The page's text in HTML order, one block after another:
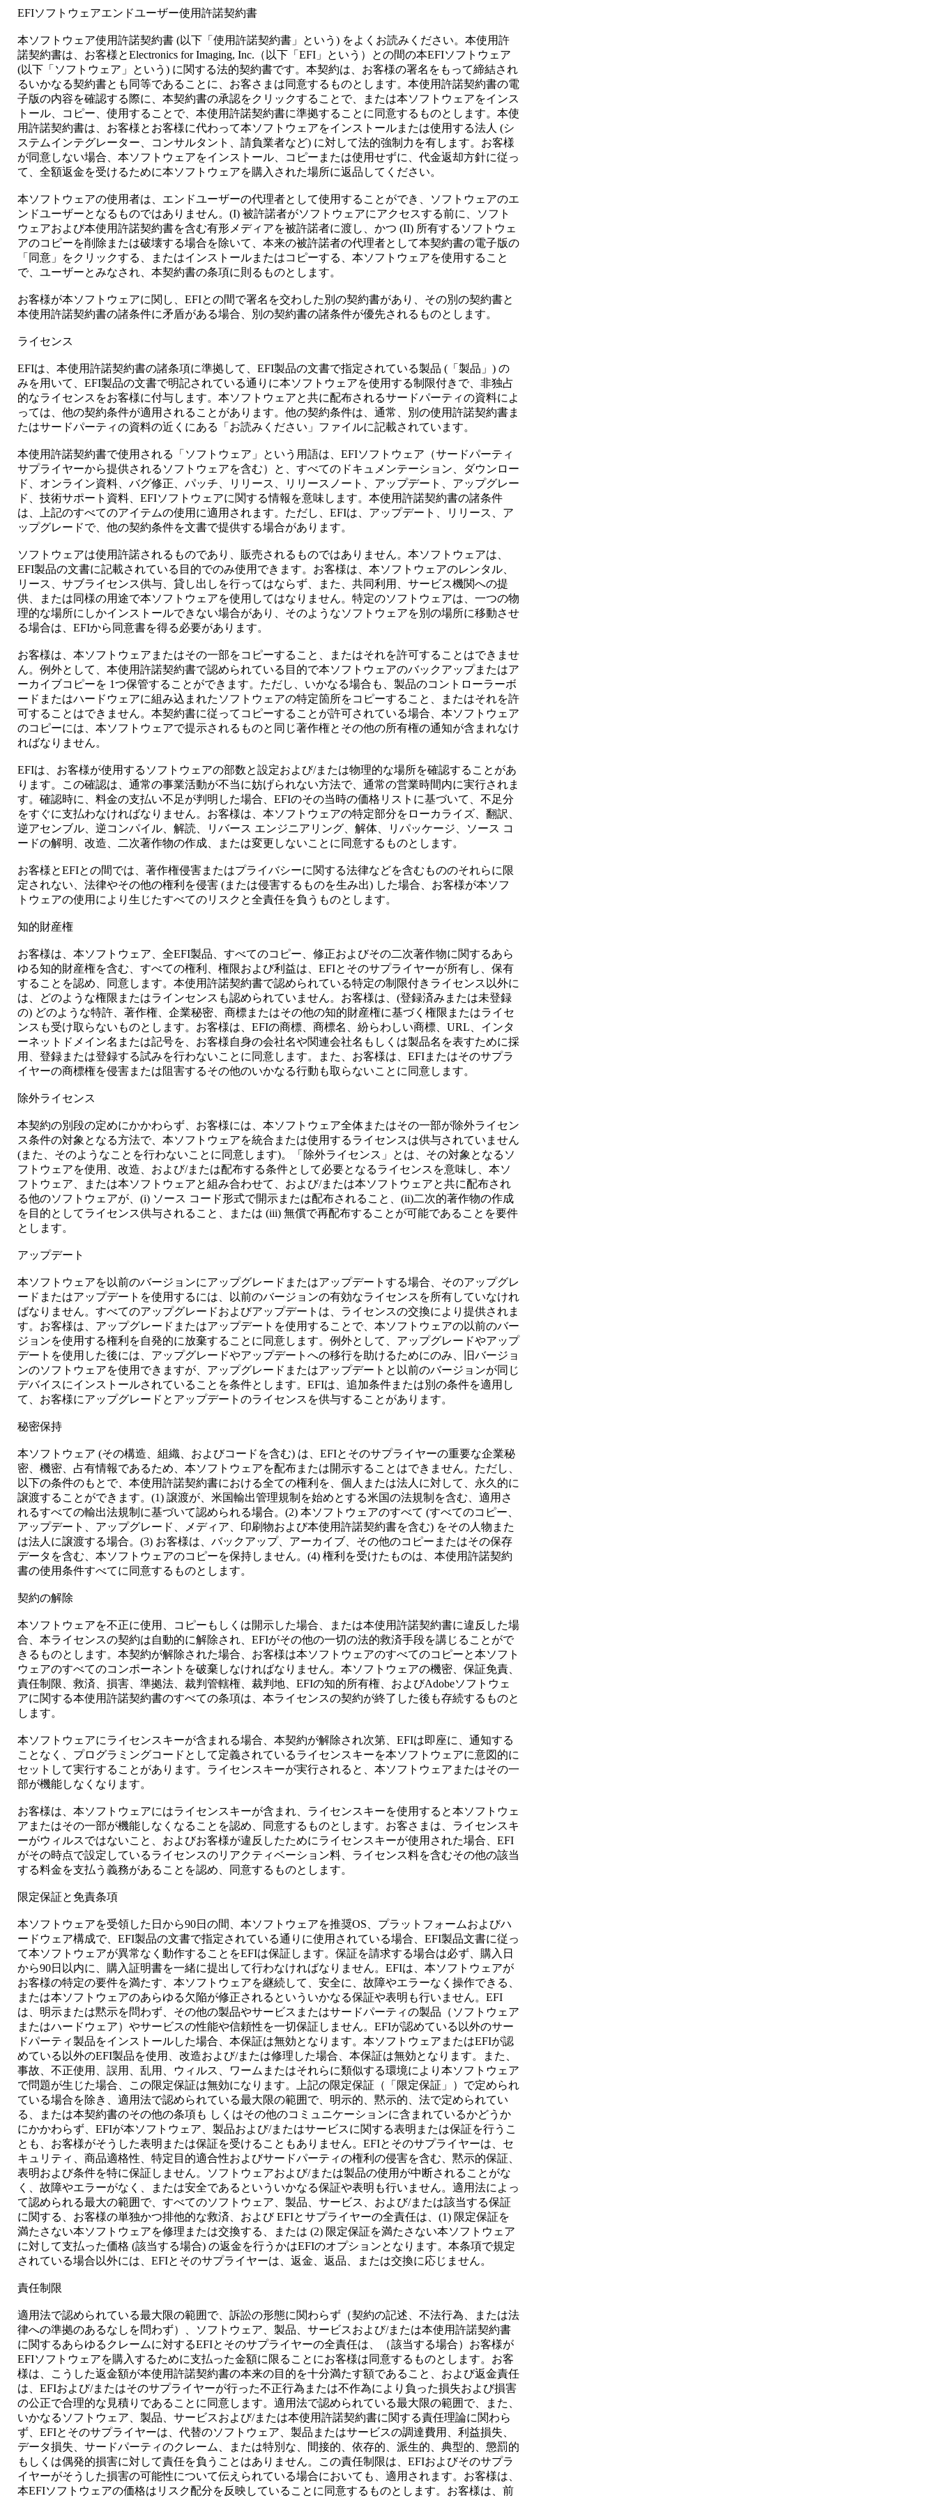
EFIソフトウェアエンドユーザー使用許諾契約書
本ソフトウェア使用許諾契約書 (以下「使用許諾契約書」という) をよくお読みください。本使用許
諾契約書は、お客様とElectronics for Imaging, Inc.（以下「EFI」という）との間の本EFIソフトウェア
(以下「ソフトウェア」という) に関する法的契約書です。本契約は、お客様の署名をもって締結され
るいかなる契約書とも同等であることに、お客さまは同意するものとします。本使用許諾契約書の電
子版の内容を確認する際に、本契約書の承認をクリックすることで、または本ソフトウェアをインス
トール、コピー、使用することで、本使用許諾契約書に準拠することに同意するものとします。本使
用許諾契約書は、お客様とお客様に代わって本ソフトウェアをインストールまたは使用する法人 (シ
ステムインテグレーター、コンサルタント、請負業者など) に対して法的強制力を有します。お客様
が同意しない場合、本ソフトウェアをインストール、コピーまたは使用せずに、代金返却方針に従っ
て、全額返金を受けるために本ソフトウェアを購入された場所に返品してください。
本ソフトウェアの使用者は、エンドユーザーの代理者として使用することができ、ソフトウェアのエ
ンドユーザーとなるものではありません。(I) 被許諾者がソフトウェアにアクセスする前に、ソフト
ウェアおよび本使用許諾契約書を含む有形メディアを被許諾者に渡し、かつ (II) 所有するソフトウェ
アのコピーを削除または破壊する場合を除いて、本来の被許諾者の代理者として本契約書の電子版の
「同意」をクリックする、またはインストールまたはコピーする、本ソフトウェアを使用すること
で、ユーザーとみなされ、本契約書の条項に則るものとします。
お客様が本ソフトウェアに関し、EFIとの間で署名を交わした別の契約書があり、その別の契約書と
本使用許諾契約書の諸条件に矛盾がある場合、別の契約書の諸条件が優先されるものとします。
ライセンス
EFIは、本使用許諾契約書の諸条項に準拠して、EFI製品の文書で指定されている製品 (「製品」) の
みを用いて、EFI製品の文書で明記されている通りに本ソフトウェアを使用する制限付きで、非独占
的なライセンスをお客様に付与します。本ソフトウェアと共に配布されるサードパーティの資料によ
っては、他の契約条件が適用されることがあります。他の契約条件は、通常、別の使用許諾契約書ま
たはサードパーティの資料の近くにある「お読みください」ファイルに記載されています。
本使用許諾契約書で使用される「ソフトウェア」という用語は、EFIソフトウェア（サードパーティ
サプライヤーから提供されるソフトウェアを含む）と、すべてのドキュメンテーション、ダウンロー
ド、オンライン資料、バグ修正、パッチ、リリース、リリースノート、アップデート、アップグレー
ド、技術サポート資料、EFIソフトウェアに関する情報を意味します。本使用許諾契約書の諸条件
は、上記のすべてのアイテムの使用に適用されます。ただし、EFIは、アップデート、リリース、ア
ップグレードで、他の契約条件を文書で提供する場合があります。
ソフトウェアは使用許諾されるものであり、販売されるものではありません。本ソフトウェアは、
EFI製品の文書に記載されている目的でのみ使用できます。お客様は、本ソフトウェアのレンタル、
リース、サブライセンス供与、貸し出しを行ってはならず、また、共同利用、サービス機関への提
供、または同様の用途で本ソフトウェアを使用してはなりません。特定のソフトウェアは、一つの物
理的な場所にしかインストールできない場合があり、そのようなソフトウェアを別の場所に移動させ
る場合は、EFIから同意書を得る必要があります。
お客様は、本ソフトウェアまたはその一部をコピーすること、またはそれを許可することはできませ
ん。例外として、本使用許諾契約書で認められている目的で本ソフトウェアのバックアップまたはア
ーカイブコピーを 1つ保管することができます。ただし、いかなる場合も、製品のコントローラーボ
ードまたはハードウェアに組み込まれたソフトウェアの特定箇所をコピーすること、またはそれを許
可することはできません。本契約書に従ってコピーすることが許可されている場合、本ソフトウェア
のコピーには、本ソフトウェアで提示されるものと同じ著作権とその他の所有権の通知が含まれなけ
ればなりません。
EFIは、お客様が使用するソフトウェアの部数と設定および/または物理的な場所を確認することがあ
ります。この確認は、通常の事業活動が不当に妨げられない方法で、通常の営業時間内に実行されま
す。確認時に、料金の支払い不足が判明した場合、EFIのその当時の価格リストに基づいて、不足分
をすぐに支払わなければなりません。お客様は、本ソフトウェアの特定部分をローカライズ、翻訳、
逆アセンブル、逆コンパイル、解読、リバース エンジニアリング、解体、リパッケージ、ソース コ
ードの解明、改造、二次著作物の作成、または変更しないことに同意するものとします。
お客様とEFIとの間では、著作権侵害またはプライバシーに関する法律などを含むもののそれらに限
定されない、法律やその他の権利を侵害 (または侵害するものを生み出) した場合、お客様が本ソフ
トウェアの使用により生じたすべてのリスクと全責任を負うものとします。
知的財産権
お客様は、本ソフトウェア、全EFI製品、すべてのコピー、修正およびその二次著作物に関するあら
ゆる知的財産権を含む、すべての権利、権限および利益は、EFIとそのサプライヤーが所有し、保有
することを認め、同意します。本使用許諾契約書で認められている特定の制限付きライセンス以外に
は、どのような権限またはラインセンスも認められていません。お客様は、(登録済みまたは未登録
の) どのような特許、著作権、企業秘密、商標またはその他の知的財産権に基づく権限またはライセ
ンスも受け取らないものとします。お客様は、EFIの商標、商標名、紛らわしい商標、URL、インタ
ーネットドメイン名または記号を、お客様自身の会社名や関連会社名もしくは製品名を表すために採
用、登録または登録する試みを行わないことに同意します。また、お客様は、EFIまたはそのサプラ
イヤーの商標権を侵害または阻害するその他のいかなる行動も取らないことに同意します。
除外ライセンス
本契約の別段の定めにかかわらず、お客様には、本ソフトウェア全体またはその一部が除外ライセン
ス条件の対象となる方法で、本ソフトウェアを統合または使用するライセンスは供与されていません
(また、そのようなことを行わないことに同意します)。「除外ライセンス」とは、その対象となるソ
フトウェアを使用、改造、および/または配布する条件として必要となるライセンスを意味し、本ソ
フトウェア、または本ソフトウェアと組み合わせて、および/または本ソフトウェアと共に配布され
る他のソフトウェアが、(i) ソース コード形式で開示または配布されること、(ii)二次的著作物の作成
を目的としてライセンス供与されること、または (iii) 無償で再配布することが可能であることを要件
とします。
アップデート
本ソフトウェアを以前のバージョンにアップグレードまたはアップデートする場合、そのアップグレ
ードまたはアップデートを使用するには、以前のバージョンの有効なライセンスを所有していなけれ
ばなりません。すべてのアップグレードおよびアップデートは、ライセンスの交換により提供されま
す。お客様は、アップグレードまたはアップデートを使用することで、本ソフトウェアの以前のバー
ジョンを使用する権利を自発的に放棄することに同意します。例外として、アップグレードやアップ
デートを使用した後には、アップグレードやアップデートへの移行を助けるためにのみ、旧バージョ
ンのソフトウェアを使用できますが、アップグレードまたはアップデートと以前のバージョンが同じ
デバイスにインストールされていることを条件とします。EFIは、追加条件または別の条件を適用し
て、お客様にアップグレードとアップデートのライセンスを供与することがあります。
秘密保持
本ソフトウェア (その構造、組織、およびコードを含む) は、EFIとそのサプライヤーの重要な企業秘
密、機密、占有情報であるため、本ソフトウェアを配布または開示することはできません。ただし、
以下の条件のもとで、本使用許諾契約書における全ての権利を、個人または法人に対して、永久的に
譲渡することができます。(1) 譲渡が、米国輸出管理規制を始めとする米国の法規制を含む、適用さ
れるすべての輸出法規制に基づいて認められる場合。(2) 本ソフトウェアのすべて (すべてのコピー、
アップデート、アップグレード、メディア、印刷物および本使用許諾契約書を含む) をその人物また
は法人に譲渡する場合。(3) お客様は、バックアップ、アーカイブ、その他のコピーまたはその保存
データを含む、本ソフトウェアのコピーを保持しません。(4) 権利を受けたものは、本使用許諾契約
書の使用条件すべてに同意するものとします。
契約の解除
本ソフトウェアを不正に使用、コピーもしくは開示した場合、または本使用許諾契約書に違反した場
合、本ライセンスの契約は自動的に解除され、EFIがその他の一切の法的救済手段を講じることがで
きるものとします。本契約が解除された場合、お客様は本ソフトウェアのすべてのコピーと本ソフト
ウェアのすべてのコンポーネントを破棄しなければなりません。本ソフトウェアの機密、保証免責、
責任制限、救済、損害、準拠法、裁判管轄権、裁判地、EFIの知的所有権、およびAdobeソフトウェ
アに関する本使用許諾契約書のすべての条項は、本ライセンスの契約が終了した後も存続するものと
します。
本ソフトウェアにライセンスキーが含まれる場合、本契約が解除され次第、EFIは即座に、通知する
ことなく、プログラミングコードとして定義されているライセンスキーを本ソフトウェアに意図的に
セットして実行することがあります。ライセンスキーが実行されると、本ソフトウェアまたはその一
部が機能しなくなります。
お客様は、本ソフトウェアにはライセンスキーが含まれ、ライセンスキーを使用すると本ソフトウェ
アまたはその一部が機能しなくなることを認め、同意するものとします。お客さまは、ライセンスキ
ーがウィルスではないこと、およびお客様が違反したためにライセンスキーが使用された場合、EFI
がその時点で設定しているライセンスのリアクティベーション料、ライセンス料を含むその他の該当
する料金を支払う義務があることを認め、同意するものとします。
限定保証と免責条項
本ソフトウェアを受領した日から90日の間、本ソフトウェアを推奨OS、プラットフォームおよびハ
ードウェア構成で、EFI製品の文書で指定されている通りに使用されている場合、EFI製品文書に従っ
て本ソフトウェアが異常なく動作することをEFIは保証します。保証を請求する場合は必ず、購入日
から90日以内に、購入証明書を一緒に提出して行わなければなりません。EFIは、本ソフトウェアが
お客様の特定の要件を満たす、本ソフトウェアを継続して、安全に、故障やエラーなく操作できる、
または本ソフトウェアのあらゆる欠陥が修正されるといういかなる保証や表明も行いません。EFI
は、明示または黙示を問わず、その他の製品やサービスまたはサードパーティの製品（ソフトウェア
またはハードウェア）やサービスの性能や信頼性を一切保証しません。EFIが認めている以外のサー
ドパーティ製品をインストールした場合、本保証は無効となります。本ソフトウェアまたはEFIが認
めている以外のEFI製品を使用、改造および/または修理した場合、本保証は無効となります。また、
事故、不正使用、誤用、乱用、ウィルス、ワームまたはそれらに類似する環境により本ソフトウェア
で問題が生じた場合、この限定保証は無効になります。上記の限定保証（「限定保証」）で定められ
ている場合を除き、適用法で認められている最大限の範囲で、明示的、黙示的、法で定められてい
る、または本契約書のその他の条項も しくはその他のコミュニケーションに含まれているかどうか
にかかわらず、EFIが本ソフトウェア、製品および/またはサービスに関する表明または保証を行うこ
とも、お客様がそうした表明または保証を受けることもありません。EFIとそのサプライヤーは、セ
キュリティ、商品適格性、特定目的適合性およびサードパーティの権利の侵害を含む、黙示的保証、
表明および条件を特に保証しません。ソフトウェアおよび/または製品の使用が中断されることがな
く、故障やエラーがなく、または安全であるといういかなる保証や表明も行いません。適用法によっ
て認められる最大の範囲で、すべてのソフトウェア、製品、サービス、および/または該当する保証
に関する、お客様の単独かつ排他的な救済、および EFIとサプライヤーの全責任は、(1) 限定保証を
満たさない本ソフトウェアを修理または交換する、または (2) 限定保証を満たさない本ソフトウェア
に対して支払った価格 (該当する場合) の返金を行うかはEFIのオプションとなります。本条項で規定
されている場合以外には、EFIとそのサプライヤーは、返金、返品、または交換に応じません。
責任制限
適用法で認められている最大限の範囲で、訴訟の形態に関わらず（契約の記述、不法行為、または法
律への準拠のあるなしを問わず）、ソフトウェア、製品、サービスおよび/または本使用許諾契約書
に関するあらゆるクレームに対するEFIとそのサプライヤーの全責任は、（該当する場合）お客様が
EFIソフトウェアを購入するために支払った金額に限ることにお客様は同意するものとします。お客
様は、こうした返金額が本使用許諾契約書の本来の目的を十分満たす額であること、および返金責任
は、EFIおよび/またはそのサプライヤーが行った不正行為または不作為により負った損失および損害
の公正で合理的な見積りであることに同意します。適用法で認められている最大限の範囲で、また、
いかなるソフトウェア、製品、サービスおよび/または本使用許諾契約書に関する責任理論に関わら
ず、EFIとそのサプライヤーは、代替のソフトウェア、製品またはサービスの調達費用、利益損失、
データ損失、サードパーティのクレーム、または特別な、間接的、依存的、派生的、典型的、懲罰的
もしくは偶発的損害に対して責任を負うことはありません。この責任制限は、EFIおよびそのサプラ
イヤーがそうした損害の可能性について伝えられている場合においても、適用されます。お客様は、
本EFIソフトウェアの価格はリスク配分を反映していることに同意するものとします。お客様は、前